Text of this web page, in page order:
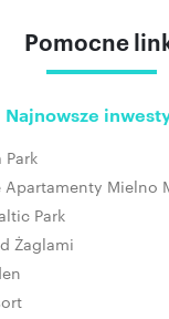
Pomocne
Najnowsze
Park
Apartamenty Mielno
Park
Żaglami